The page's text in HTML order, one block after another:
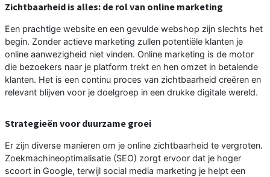
Zichtbaarheid is alles: de rol van online marketing
Een prachtige website en een gevulde webshop zijn slechts het
begin. Zonder actieve marketing zullen potentiële klanten je
online aanwezigheid niet vinden. Online marketing is de motor
die bezoekers naar je platform trekt en hen omzet in betalende
klanten. Het is een continu proces van zichtbaarheid creëren en
relevant blijven voor je doelgroep in een drukke digitale wereld.
Strategieën voor duurzame groei
Er zijn diverse manieren om je online zichtbaarheid te vergroten.
Zoekmachineoptimalisatie (SEO) zorgt ervoor dat je hoger
scoort in Google, terwijl social media marketing je helpt een